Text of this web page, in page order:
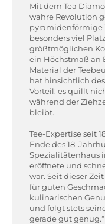
Mit dem Tea
wahre Revolution
pyramidenförmige
besonders viel
größtmöglichen
ein Höchstmaß an
Material der
hat hinsichtlich
Vorteil: es quillt
während der
bleibt.
Tee-Expertise seit
Ende des 18.
Spezialitätenhaus
eröffnete und
war. Seit dieser
für guten
kulinarischen
und folgt stets
gerade gut genug.“